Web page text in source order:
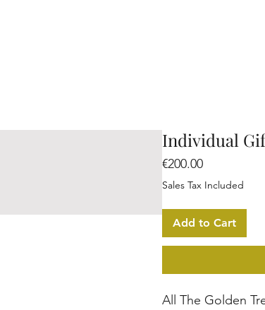
Individual
€200.00Price
Sales Tax Included
Add to Cart
All The Golden